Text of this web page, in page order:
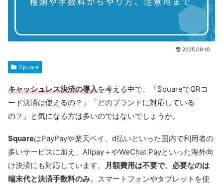
2025.09.10
Spuare
キャッシュレス決済の導入を考える中で、「SquareでQRコ
ード決済は使えるの？」「どのブランドに対応している
の？」と気になる方は多いのではないでしょうか。
SquareはPayPayや楽天ペイ、d払いといった国内で利用者の
多いサービスに加え、Alipay＋やWeChat Payといった海外向
け決済にも対応しています。
月額費用は不要で、必要なのは
端末代と決済手数料のみ。スマートフォンやタブレットを使